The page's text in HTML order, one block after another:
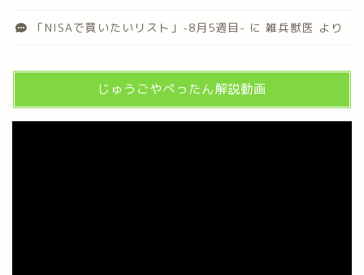
「NISAで買いたいリスト」-8月5週目- に 雑兵獣医 より
じゅうごやぺったん解説動画